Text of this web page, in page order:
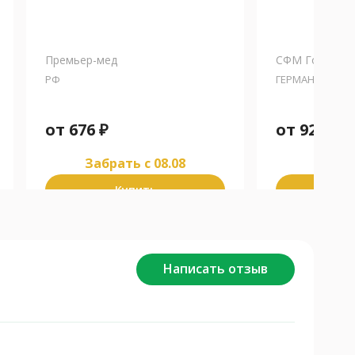
Премьер-мед
РФ
от 676₽
Забрать c 08.08
Купить
СФМ
ГЕРМАНИЯ
от 926
Написать отзыв